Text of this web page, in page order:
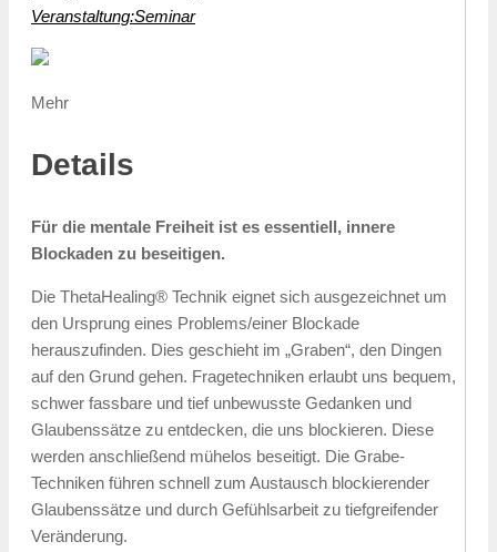
Veranstaltung:Seminar
Mehr
Details
Für die mentale Freiheit ist es essentiell, innere
Blockaden zu beseitigen.
Die ThetaHealing® Technik eignet sich ausgezeichnet um
den Ursprung eines Problems/einer Blockade
herauszufinden. Dies geschieht im „Graben“, den Dingen
auf den Grund gehen. Fragetechniken erlaubt uns bequem,
schwer fassbare und tief unbewusste Gedanken und
Glaubenssätze zu entdecken, die uns blockieren. Diese
werden anschließend mühelos beseitigt. Die Grabe-
Techniken führen schnell zum Austausch blockierender
Glaubenssätze und durch Gefühlsarbeit zu tiefgreifender
Veränderung.